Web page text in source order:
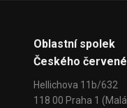
Oblastní spolek
Českého
Hellichova 11b/632
118 00 Praha 1